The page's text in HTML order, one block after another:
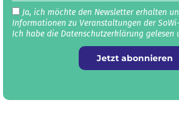
Ja, ich möchte den Newsletter erhalten
Informationen zu Veranstaltungen der
Ich habe die Datenschutz­erklärung gelesen
Jetzt abonnieren